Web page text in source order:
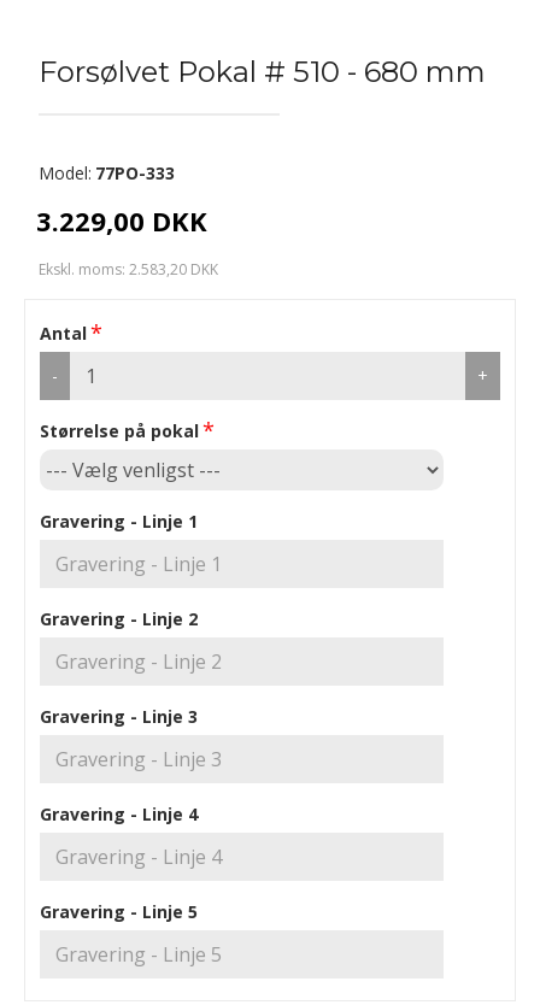
Forsølvet Pokal # 510 - 680 mm
3.229,00 DKK
Ekskl. moms: 2.583,20 DKK
Model: 77PO-333
Antal
-
+
Størrelse på pokal
Gravering - Linje 1
Gravering - Linje 2
Gravering - Linje 3
Gravering - Linje 4
Gravering - Linje 5